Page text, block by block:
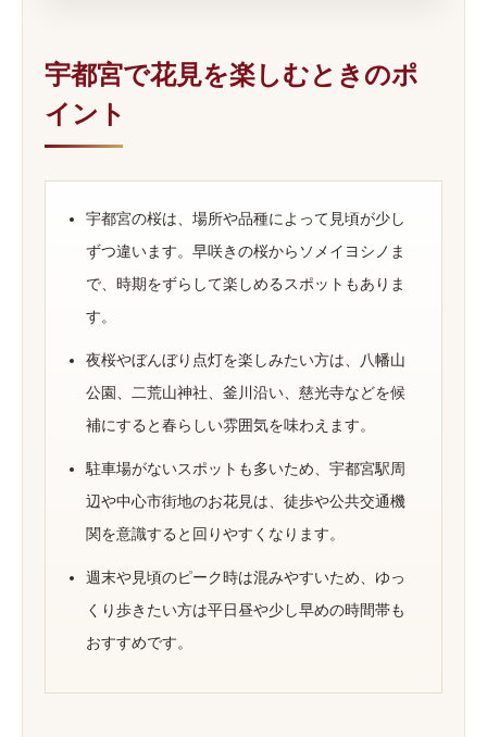
宇都宮で花見を楽しむときのポ
イント
宇都宮の桜は、場所や品種によって見頃が少し
ずつ違います。早咲きの桜からソメイヨシノま
で、時期をずらして楽しめるスポットもありま
す。
夜桜やぼんぼり点灯を楽しみたい方は、八幡山
公園、二荒山神社、釜川沿い、慈光寺などを候
補にすると春らしい雰囲気を味わえます。
駐車場がないスポットも多いため、宇都宮駅周
辺や中心市街地のお花見は、徒歩や公共交通機
関を意識すると回りやすくなります。
週末や見頃のピーク時は混みやすいため、ゆっ
くり歩きたい方は平日昼や少し早めの時間帯も
おすすめです。